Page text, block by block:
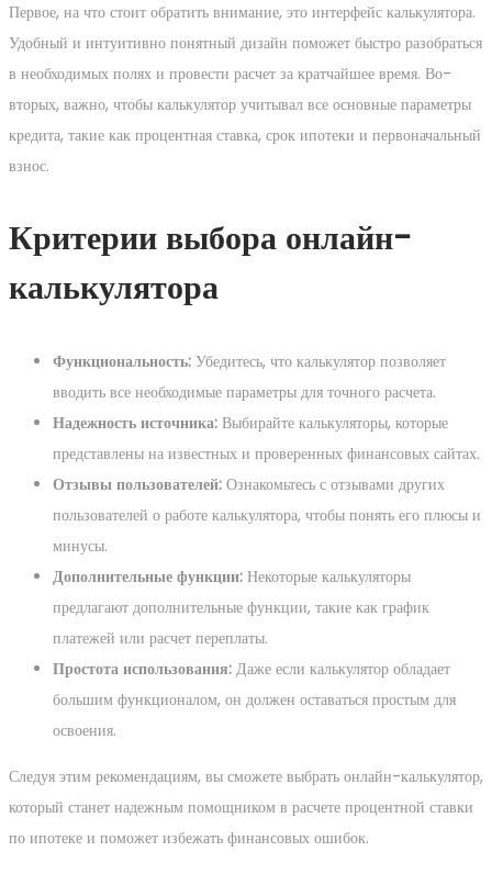
Первое, на что стоит обратить внимание, это интерфейс калькулятора.
Удобный и интуитивно понятный дизайн поможет быстро разобраться
в необходимых полях и провести расчет за кратчайшее время. Во-
вторых, важно, чтобы калькулятор учитывал все основные параметры
кредита, такие как процентная ставка, срок ипотеки и первоначальный
взнос.
Критерии выбора онлайн-
калькулятора
Функциональность: Убедитесь, что калькулятор позволяет
вводить все необходимые параметры для точного расчета.
Надежность источника: Выбирайте калькуляторы, которые
представлены на известных и проверенных финансовых сайтах.
Отзывы пользователей: Ознакомьтесь с отзывами других
пользователей о работе калькулятора, чтобы понять его плюсы и
минусы.
Дополнительные функции: Некоторые калькуляторы
предлагают дополнительные функции, такие как график
платежей или расчет переплаты.
Простота использования: Даже если калькулятор обладает
большим функционалом, он должен оставаться простым для
освоения.
Следуя этим рекомендациям, вы сможете выбрать онлайн-калькулятор,
который станет надежным помощником в расчете процентной ставки
по ипотеке и поможет избежать финансовых ошибок.